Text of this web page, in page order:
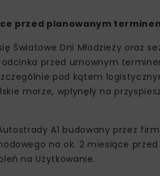
przed planowanym
Światowe Dni Młodzieży oraz
przed umownym
pod kątem
morze, wpłynęły na
A1 budowany przez
na ok. 2 miesiące
na Użytkowanie.